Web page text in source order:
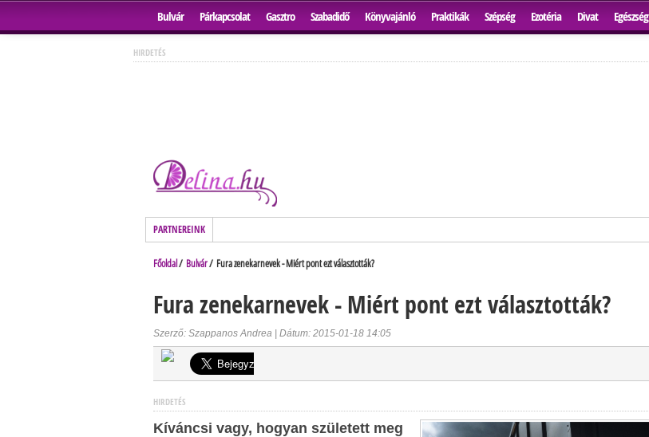
Bulvár Párkapcsolat Gasztro Szabadidő Könyvajánló Praktikák Szépség Ezotéria Divat Egészség
HIRDETÉS
PARTNEREINK
Főoldal/ Bulvár/ Fura zenekarnevek - Miért pont ezt választották?
Fura zenekarnevek - Miért pont ezt választották?
Szerző: Szappanos Andrea | Dátum: 2015-01-18 14:05
HIRDETÉS
Kíváncsi vagy, hogyan született meg